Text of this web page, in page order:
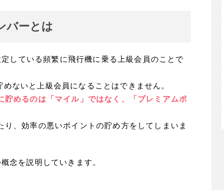
バーとは
している頻繁に飛行機に乗る上級会員のことで
ないと上級会員になることはできません。
貯めるのは「マイル」ではなく、「プレミアムポ
、効率の悪いポイントの貯め方をしてしまいま
念を説明していきます。